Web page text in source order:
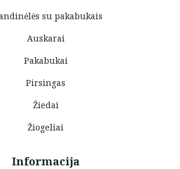
su pakabukais
Auskarai
Pakabukai
Pirsingas
Žiedai
Žiogeliai
Informacija